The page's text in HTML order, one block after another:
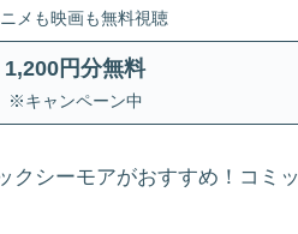
メも映画も無料視聴
1,200円分無料
※キャンペーン中
クシーモアがおすすめ！コミッ